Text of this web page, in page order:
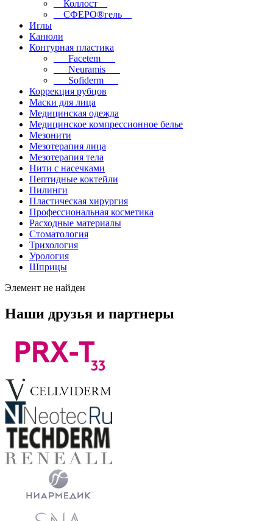
__Коллост__
__СФЕРО®гель__
Иглы
Канюли
Контурная пластика
___Facetem___
___Neuramis___
___Sofiderm___
Коррекция рубцов
Маски для лица
Медицинская одежда
Медицинское компрессионное белье
Мезонити
Мезотерапия лица
Мезотерапия тела
Нити с насечками
Пептидные коктейли
Пилинги
Пластическая хирургия
Профессиональная косметика
Расходные материалы
Стоматология
Трихология
Урология
Шприцы
Элемент не найден
Наши друзья и партнеры